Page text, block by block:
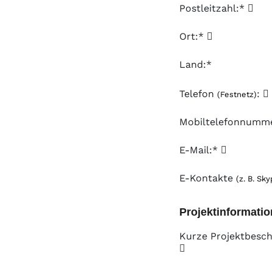
Postleitzahl:*
Ort:*
Land:*
Telefon (Festnetz):
E-Mail:*
E-Kontakte (z. B.
Kurze